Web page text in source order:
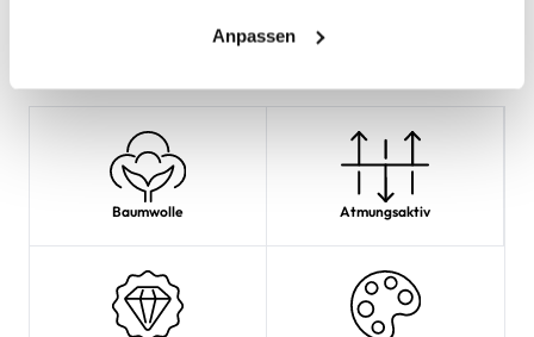
Anpassen
Baumwolle Atmungsaktiv